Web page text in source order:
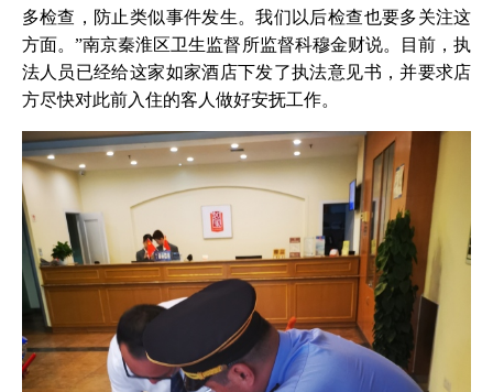
多检查，防止类似事件发生。我们以后检查也要多关注这
方面。”南京秦淮区卫生监督所监督科穆金财说。目前，执
法人员已经给这家如家酒店下发了执法意见书，并要求店
方尽快对此前入住的客人做好安抚工作。